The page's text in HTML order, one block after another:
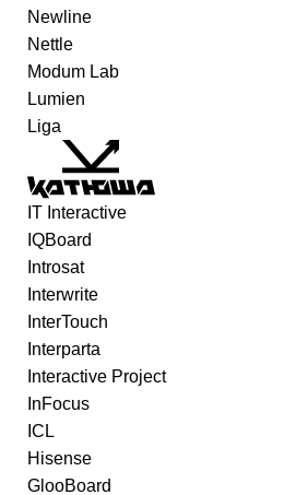
Newline
Nettle
Modum Lab
Lumien
Liga
IT Interactive
IQBoard
Introsat
Interwrite
InterTouch
Interparta
Interactive Project
InFocus
ICL
Hisense
GlooBoard